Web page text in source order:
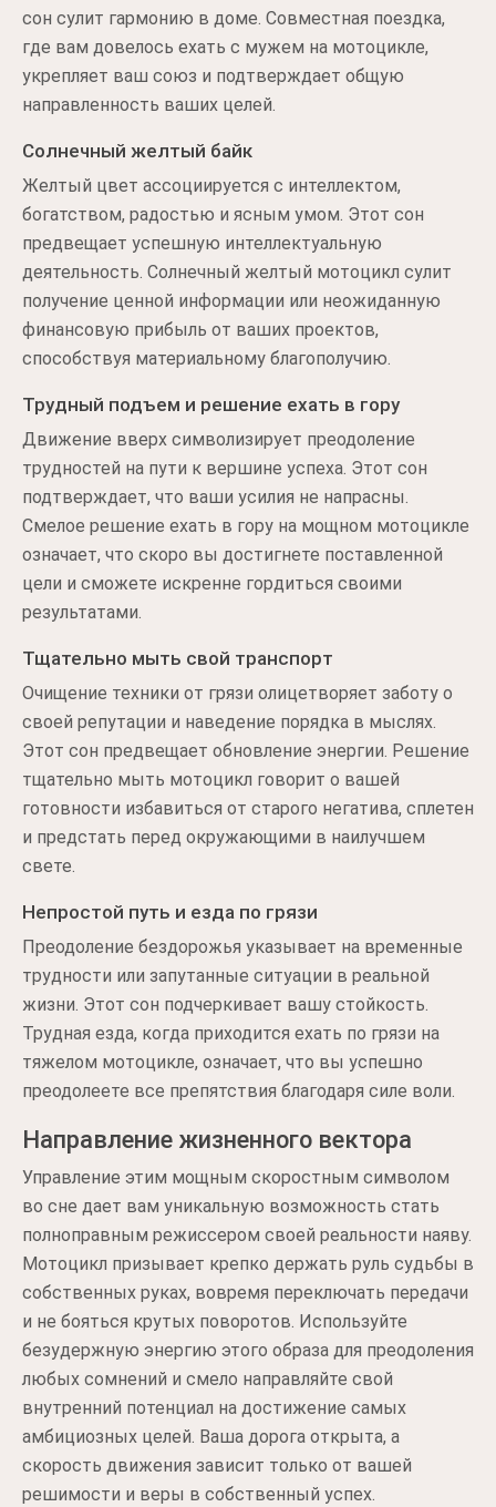
сон сулит гармонию в доме. Совместная поездка,
где вам довелось ехать с мужем на мотоцикле,
укрепляет ваш союз и подтверждает общую
направленность ваших целей.
Солнечный желтый байк
Желтый цвет ассоциируется с интеллектом,
богатством, радостью и ясным умом. Этот сон
предвещает успешную интеллектуальную
деятельность. Солнечный желтый мотоцикл сулит
получение ценной информации или неожиданную
финансовую прибыль от ваших проектов,
способствуя материальному благополучию.
Трудный подъем и решение ехать в гору
Движение вверх символизирует преодоление
трудностей на пути к вершине успеха. Этот сон
подтверждает, что ваши усилия не напрасны.
Смелое решение ехать в гору на мощном мотоцикле
означает, что скоро вы достигнете поставленной
цели и сможете искренне гордиться своими
результатами.
Тщательно мыть свой транспорт
Очищение техники от грязи олицетворяет заботу о
своей репутации и наведение порядка в мыслях.
Этот сон предвещает обновление энергии. Решение
тщательно мыть мотоцикл говорит о вашей
готовности избавиться от старого негатива, сплетен
и предстать перед окружающими в наилучшем
свете.
Непростой путь и езда по грязи
Преодоление бездорожья указывает на временные
трудности или запутанные ситуации в реальной
жизни. Этот сон подчеркивает вашу стойкость.
Трудная езда, когда приходится ехать по грязи на
тяжелом мотоцикле, означает, что вы успешно
преодолеете все препятствия благодаря силе воли.
Направление жизненного вектора
Управление этим мощным скоростным символом
во сне дает вам уникальную возможность стать
полноправным режиссером своей реальности наяву.
Мотоцикл призывает крепко держать руль судьбы в
собственных руках, вовремя переключать передачи
и не бояться крутых поворотов. Используйте
безудержную энергию этого образа для преодоления
любых сомнений и смело направляйте свой
внутренний потенциал на достижение самых
амбициозных целей. Ваша дорога открыта, а
скорость движения зависит только от вашей
решимости и веры в собственный успех.